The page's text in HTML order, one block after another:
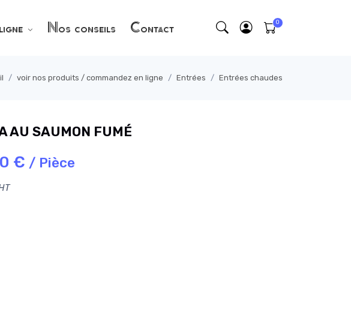
Nos conseils Contact
voir nos produits / commandez en ligne Entrées Entrées chaudes
AU SAUMON FUMÉ
€ / Pièce